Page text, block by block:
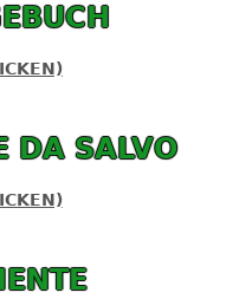
DA SALVO